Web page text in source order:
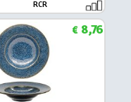
RCR
€8,76